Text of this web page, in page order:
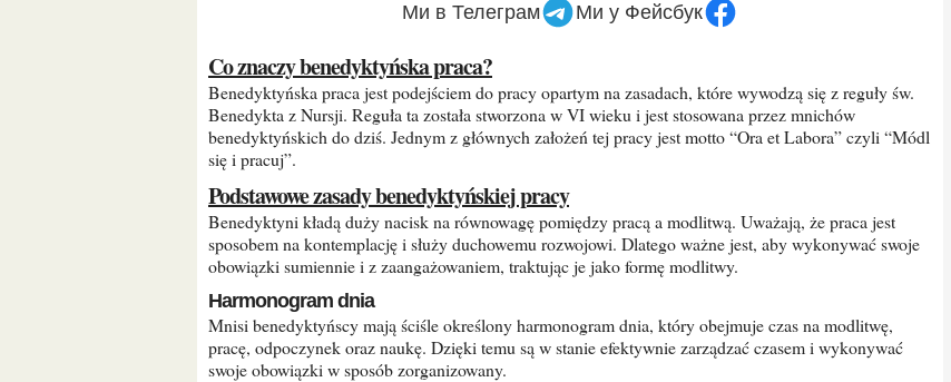
Ми в Телеграм Ми у Фейсбук
Co znaczy benedyktyńska praca?
Benedyktyńska praca jest podejściem do pracy opartym na zasadach, które wywodzą się z reguły św.
Benedykta z Nursji. Reguła ta została stworzona w VI wieku i jest stosowana przez mnichów
benedyktyńskich do dziś. Jednym z głównych założeń tej pracy jest motto “Ora et Labora” czyli “Módl
się i pracuj”.
Podstawowe zasady benedyktyńskiej pracy
Benedyktyni kładą duży nacisk na równowagę pomiędzy pracą a modlitwą. Uważają, że praca jest
sposobem na kontemplację i służy duchowemu rozwojowi. Dlatego ważne jest, aby wykonywać swoje
obowiązki sumiennie i z zaangażowaniem, traktując je jako formę modlitwy.
Harmonogram dnia
Mnisi benedyktyńscy mają ściśle określony harmonogram dnia, który obejmuje czas na modlitwę,
pracę, odpoczynek oraz naukę. Dzięki temu są w stanie efektywnie zarządzać czasem i wykonywać
swoje obowiązki w sposób zorganizowany.